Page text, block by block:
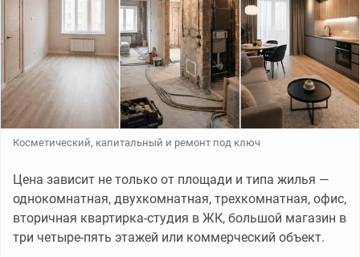
Косметический, капитальный и ремонт под ключ
Цена зависит не только от площади и типа жилья —
однокомнатная, двухкомнатная, трехкомнатная, офис,
вторичная квартирка-студия в ЖК, большой магазин в
три четыре-пять этажей или коммерческий объект.